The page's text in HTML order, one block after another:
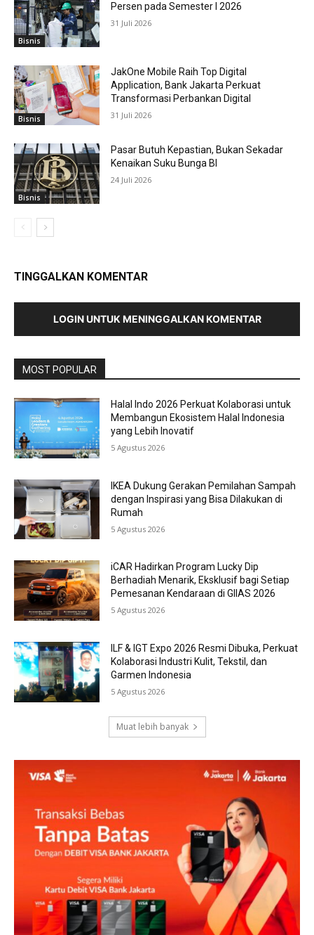
Bisnis
Persen pada Semester I 2026
31 Juli 2026
Bisnis
JakOne Mobile Raih Top Digital
Application, Bank Jakarta Perkuat
Transformasi Perbankan Digital
31 Juli 2026
Bisnis
Pasar Butuh Kepastian, Bukan Sekadar
Kenaikan Suku Bunga BI
24 Juli 2026
TINGGALKAN KOMENTAR
LOGIN UNTUK MENINGGALKAN KOMENTAR
MOST POPULAR
Halal Indo 2026 Perkuat Kolaborasi untuk
Membangun Ekosistem Halal Indonesia
yang Lebih Inovatif
5 Agustus 2026
IKEA Dukung Gerakan Pemilahan Sampah
dengan Inspirasi yang Bisa Dilakukan di
Rumah
5 Agustus 2026
iCAR Hadirkan Program Lucky Dip
Berhadiah Menarik, Eksklusif bagi Setiap
Pemesanan Kendaraan di GIIAS 2026
5 Agustus 2026
ILF & IGT Expo 2026 Resmi Dibuka, Perkuat
Kolaborasi Industri Kulit, Tekstil, dan
Garmen Indonesia
5 Agustus 2026
Muat lebih banyak